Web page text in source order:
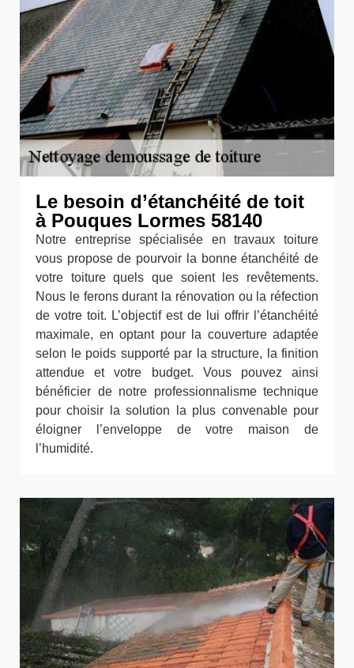
Le besoin d’étanchéité de toit
à Pouques Lormes 58140
Notre entreprise spécialisée en travaux toiture
vous propose de pourvoir la bonne étanchéité de
votre toiture quels que soient les revêtements.
Nous le ferons durant la rénovation ou la réfection
de votre toit. L’objectif est de lui offrir l’étanchéité
maximale, en optant pour la couverture adaptée
selon le poids supporté par la structure, la finition
attendue et votre budget. Vous pouvez ainsi
bénéficier de notre professionnalisme technique
pour choisir la solution la plus convenable pour
éloigner l’enveloppe de votre maison de
l’humidité.